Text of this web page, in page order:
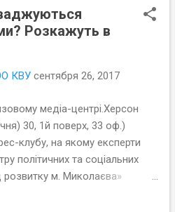
та двох ОТГ області –
та Присиваській.
Розкажуть в
КВУ сентября 26, 2017
медіа-центрі.Херсон
30, 1й поверх, 33 оф.)
клубу, на якому експерти
політичних та соціальних
м. Миколаєва»